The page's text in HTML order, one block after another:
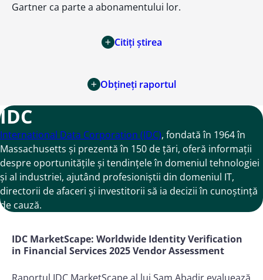
Gartner ca parte a abonamentului lor.
Citiți știrea
Obțineți raportul
IDC
International Data Corporation (IDC), fondată în 1964 în
Massachusetts și prezentă în 150 de țări, oferă informații
despre oportunitățile și tendințele în domeniul tehnologiei
și al industriei, ajutând profesioniștii din domeniul IT,
directorii de afaceri și investitorii să ia decizii în cunoștință
de cauză.
IDC MarketScape: Worldwide Identity Verification
in Financial Services 2025 Vendor Assessment